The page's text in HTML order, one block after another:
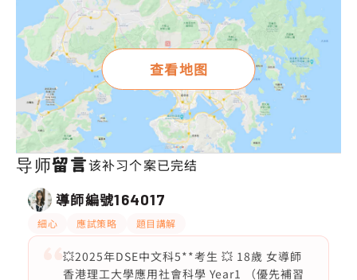
查看地图
导师留言该补习个案已完结
導師編號164017
細心 應試策略 題目講解
💥2025年DSE中文科5**考生 💥 18歲 女導師
香港理工大學應用社會科學 Year1 （優先補習